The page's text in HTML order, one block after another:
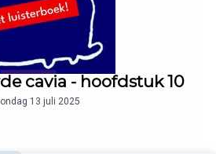
cavia - hoofdstuk 10
13 juli 2025